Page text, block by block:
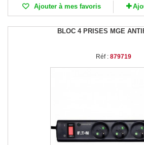
Ajouter à mes favoris
BLOC 4 PRISES MGE
Réf : 879719